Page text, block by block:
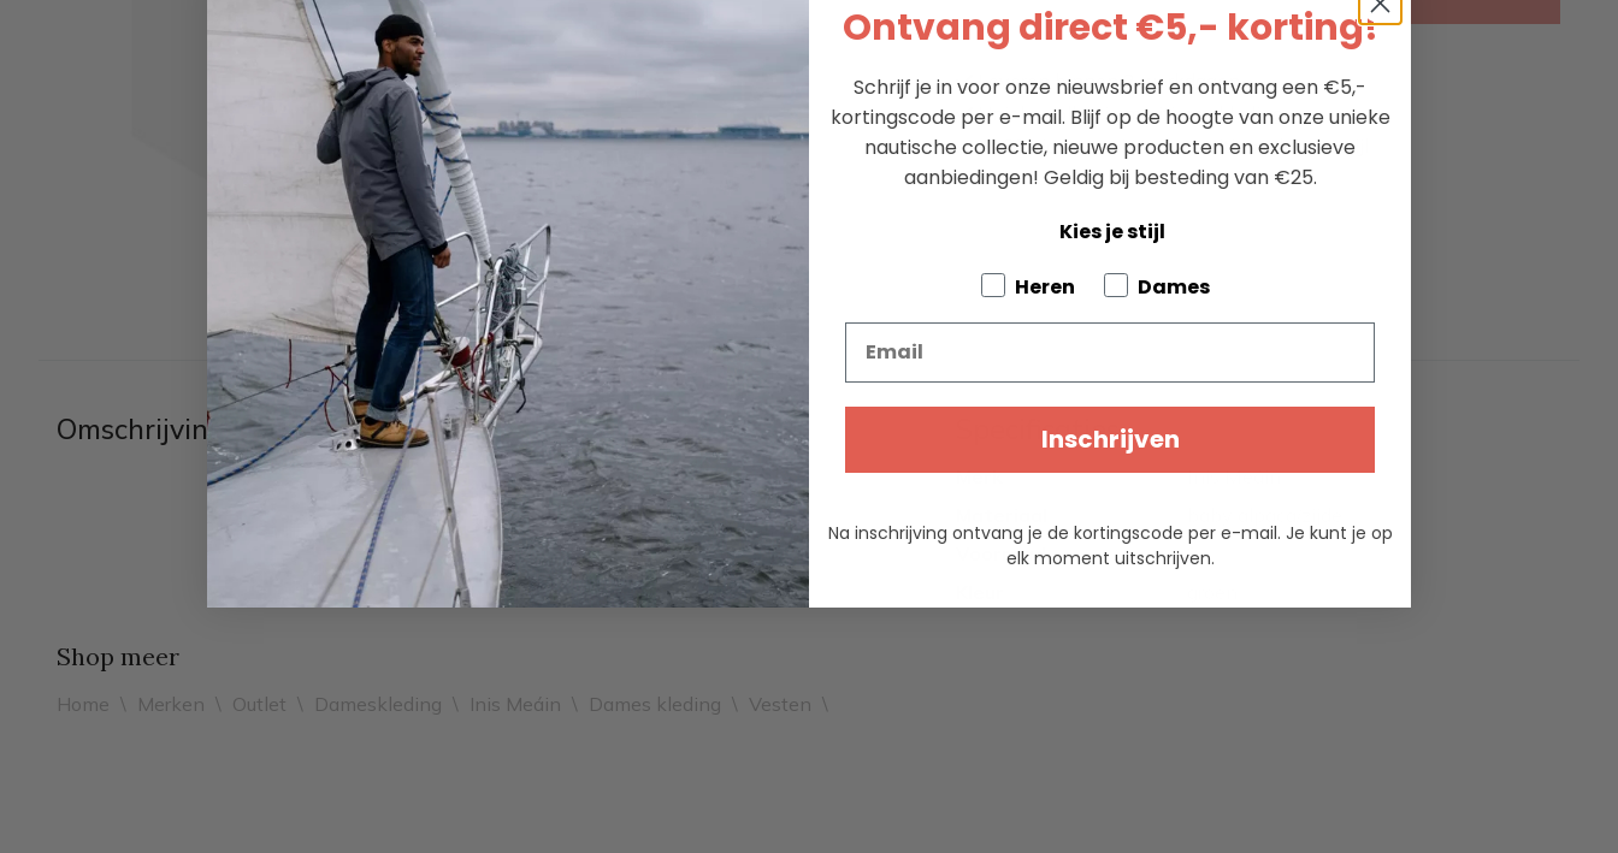
Leveren binnen 2 werkdagen
Unieke collectie maritieme kleding
Al 60+ jaar passie voor maritieme levensstijl
Omschrijving Specificaties
Merk
Inis Meáin
Voorraad
3
Shop meer
Home \ Merken \ Outlet \ Dameskleding \ Inis Meáin \ Dames kleding \ Vesten \
Ontvang direct €5,- korting!
Schrijf je in voor onze nieuwsbrief en ontvang een €5,-
kortingscode per e-mail. Blijf op de hoogte van onze unieke
nautische collectie, nieuwe producten en exclusieve
aanbiedingen! Geldig bij besteding van €25.
Kies je stijl
Tell us about your pets
Heren
Dames
Inschrijven
Na inschrijving ontvang je de kortingscode per e-mail. Je kunt je op
elk moment uitschrijven.